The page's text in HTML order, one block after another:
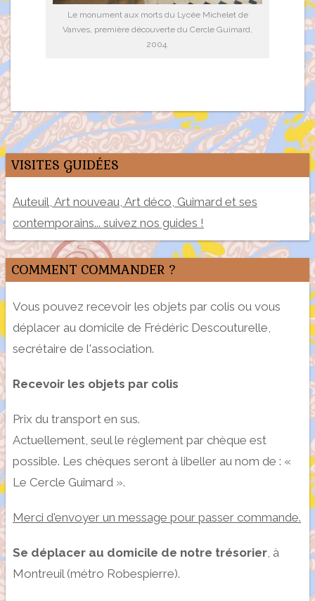
Le monument aux morts du Lycée Michelet de
Vanves, première découverte du Cercle Guimard,
2004.
VISITES GUIDÉES
Auteuil, Art nouveau, Art déco, Guimard et ses
contemporains... suivez nos guides !
COMMENT COMMANDER ?
Vous pouvez recevoir les objets par colis ou vous
déplacer au domicile de Frédéric Descouturelle,
secrétaire de l'association.
Recevoir les objets par colis
Prix du transport en sus.
Actuellement, seul le règlement par chèque est
possible. Les chèques seront à libeller au nom de : «
Le Cercle Guimard ».
Merci d'envoyer un message pour passer commande.
Se déplacer au domicile de notre trésorier, à
Montreuil (métro Robespierre).